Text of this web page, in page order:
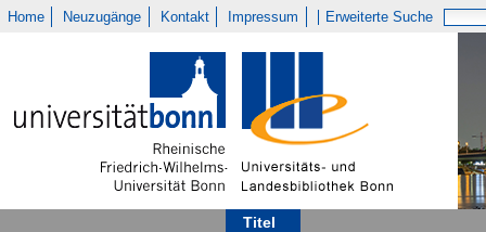
Home Neuzugänge Kontakt Impressum Erweiterte Suche
Titel